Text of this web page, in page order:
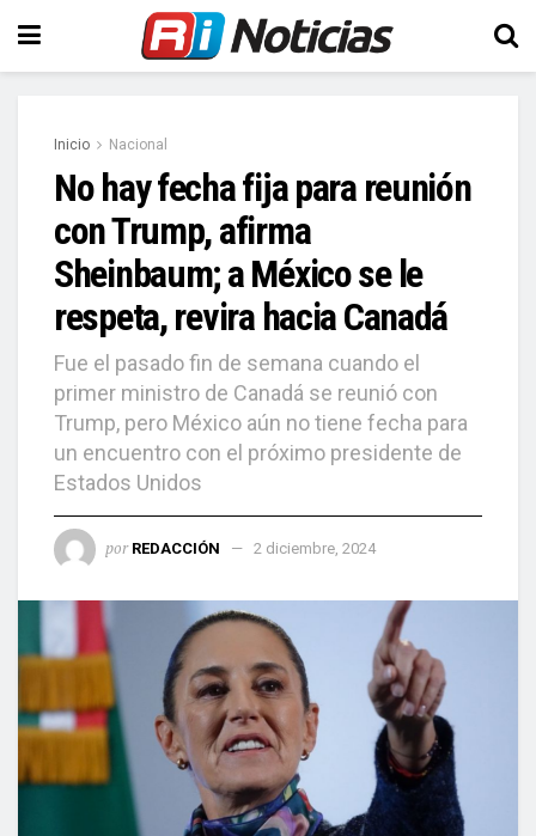
Inicio Nacional
No hay fecha fija para reunión
con Trump, afirma
Sheinbaum; a México se le
respeta, revira hacia Canadá
Fue el pasado fin de semana cuando el
primer ministro de Canadá se reunió con
Trump, pero México aún no tiene fecha para
un encuentro con el próximo presidente de
Estados Unidos
por REDACCIÓN 2 diciembre, 2024